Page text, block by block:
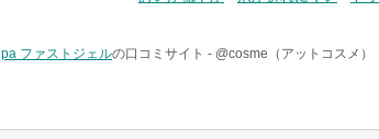
pa ファストジェルの口コミサイト - @cosme（アットコスメ）